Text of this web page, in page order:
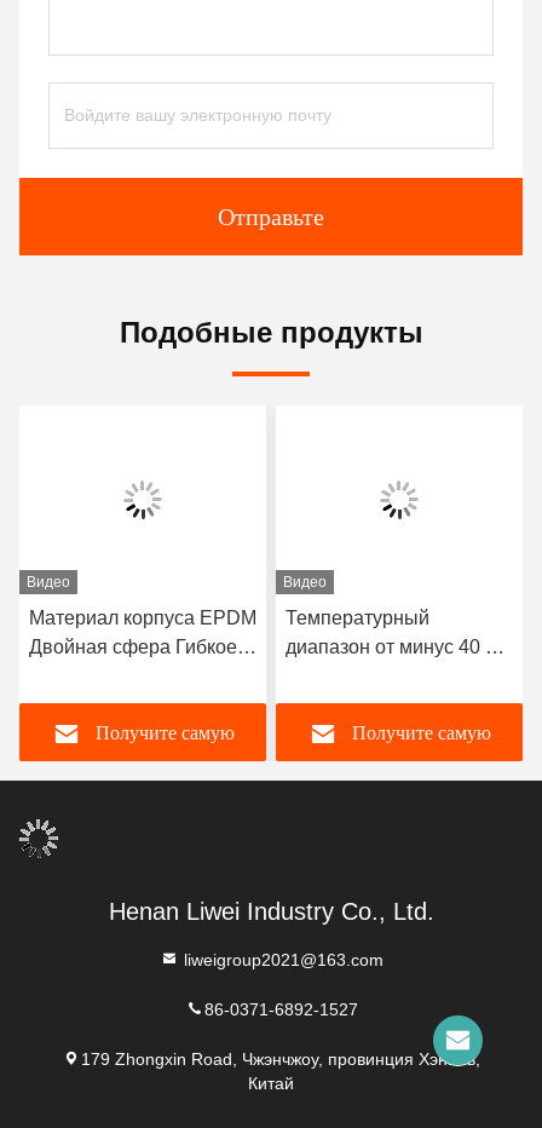
Отправьте
Подобные продукты
Видео
Материал корпуса EPDM
Двойная сфера Гибкое
разработанное с
фланцевыми концами,
обеспечивающими
в транспортных
системах жидкости
Получите самую
Видео
Температурный
диапазон от минус 40 до
Цельсию Двойная сфера
гибкий резиновый сустав
Долгий срок службы
Получите самую
Henan Liwei Industry Co., Ltd.
liweigroup2021@163.com
86-0371-6892-1527
179 Zhongxin Road, Чжэнчжоу, провинция Хэнань,
Китай